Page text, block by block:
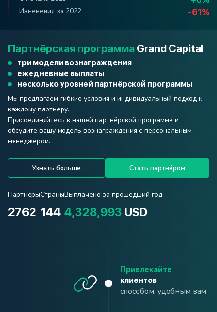
Изменения за 2022 -61%
Изменения за 2022 -26%
Изменения за 2022 -7%
Изменения за 2022 -62%
Изменения за 2022 -40%
Партнёрская программаGrand Capital
три модели вознаграждения
ежедневные выплаты
несколько уровней партнёрской программы
Мы предлагаем гибкие условия и индивидуальный подход к
каждому партнёру.
Присоединяйтесь к нашей партнёрской программе и
обсудите вашу модель вознаграждения с персональным
менеджером.
Узнать больше Стать партнёром
Партнёры
2762
Страны
144
Выплачено за прошедший год
4,328,993 USD
Привлекайте
клиентов
способом, удобным вам